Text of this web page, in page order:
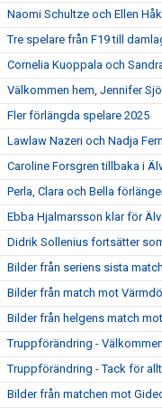
Naomi Schultze och Ellen
Tre spelare från F19 till
Cornelia Kuoppala och
Välkommen hem, Jennifer
Fler förlängda spelare 2025
Lawlaw Nazeri och Nadja
Caroline Forsgren tillbaka i
Perla, Clara och Bella
Ebba Hjalmarsson klar för
Didrik Sollenius fortsätter
Bilder från seriens sista match
Bilder från match mot
Bilder från helgens match
Truppförändring -
Truppförändring - Tack för
Bilder från matchen mot